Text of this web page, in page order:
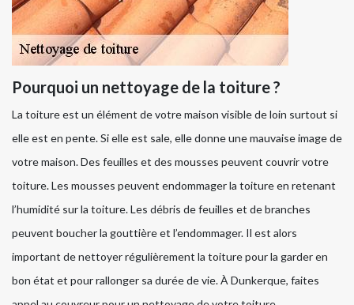
Pourquoi un nettoyage de la toiture ?
La toiture est un élément de votre maison visible de loin surtout si
elle est en pente. Si elle est sale, elle donne une mauvaise image de
votre maison. Des feuilles et des mousses peuvent couvrir votre
toiture. Les mousses peuvent endommager la toiture en retenant
l’humidité sur la toiture. Les débris de feuilles et de branches
peuvent boucher la gouttière et l’endommager. Il est alors
important de nettoyer régulièrement la toiture pour la garder en
bon état et pour rallonger sa durée de vie. À Dunkerque, faites